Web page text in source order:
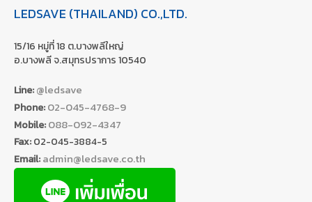
LEDSAVE (THAILAND) CO.,LTD.
15/16 หมู่ที่ 18 ต.บางพลีใหญ่
อ.บางพลี จ.สมุทรปราการ 10540
Line:@ledsave
Phone:02-045-4768-9
Mobile:088-092-4347
Fax:02-045-3884-5
Email:admin@ledsave.co.th